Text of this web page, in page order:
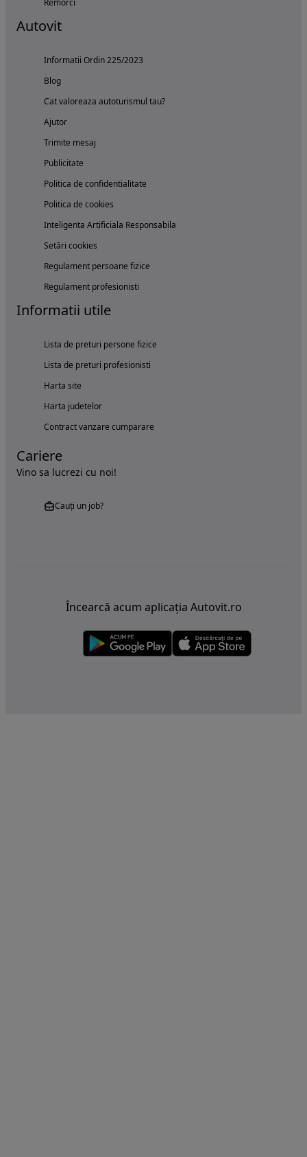
Autovit
Informatii Ordin 225/2023
Blog
Cat valoreaza autoturismul tau?
Ajutor
Trimite mesaj
Publicitate
Politica de confidentialitate
Politica de cookies
Inteligenta Artificiala Responsabila
Setări cookies
Regulament persoane fizice
Regulament profesionisti
Informatii utile
Lista de preturi persone fizice
Lista de preturi profesionisti
Harta site
Harta judetelor
Contract vanzare cumparare
Cariere
Vino sa lucrezi cu noi!
Cauți un job?
Încearcă acum aplicația Autovit.ro